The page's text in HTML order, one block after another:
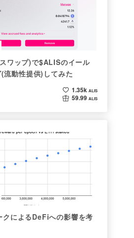
ワップ)で$ALISのイール
(流動性提供)してみた
1.35k ALIS
59.99 ALIS
によるDeFiへの影響を考